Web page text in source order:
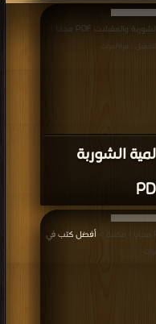
الشوربة
قراءة و تحميل كتاب كتاب سلسلة أطباق عالمية الشوربة والمقبلات PDF مجانا |
| التحميل : مرة/مرات
أفضل كتب في